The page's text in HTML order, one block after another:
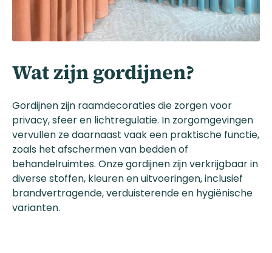
Wat zijn gordijnen?
Gordijnen zijn raamdecoraties die zorgen voor
privacy, sfeer en lichtregulatie. In zorgomgevingen
vervullen ze daarnaast vaak een praktische functie,
zoals het afschermen van bedden of
behandelruimtes. Onze gordijnen zijn verkrijgbaar in
diverse stoffen, kleuren en uitvoeringen, inclusief
brandvertragende, verduisterende en hygiënische
varianten.